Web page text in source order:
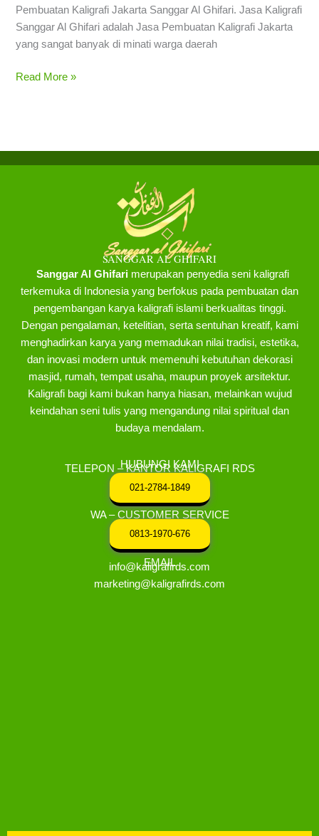
Pembuatan Kaligrafi Jakarta Sanggar Al Ghifari. Jasa Kaligrafi
Sanggar Al Ghifari adalah Jasa Pembuatan Kaligrafi Jakarta
yang sangat banyak di minati warga daerah
Read More »
SANGGAR AL GHIFARI
Sanggar Al Ghifarimerupakan penyedia seni kaligrafi
terkemuka di Indonesia yang berfokus pada pembuatan dan
pengembangan karya kaligrafi islami berkualitas tinggi.
Dengan pengalaman, ketelitian, serta sentuhan kreatif, kami
menghadirkan karya yang memadukan nilai tradisi, estetika,
dan inovasi modern untuk memenuhi kebutuhan dekorasi
masjid, rumah, tempat usaha, maupun proyek arsitektur.
Kaligrafi bagi kami bukan hanya hiasan, melainkan wujud
keindahan seni tulis yang mengandung nilai spiritual dan
budaya mendalam.
HUBUNGI KAMI
TELEPON – KANTOR KALIGRAFI RDS
021-2784-1849
WA – CUSTOMER SERVICE
0813-1970-676
EMAIL
info@kaligrafirds.com
marketing@kaligrafirds.com